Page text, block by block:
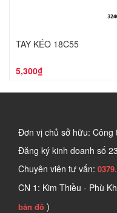
TAY KÉO 18C55
5,300₫
Đơn vị chủ sở hữu: Công
Đăng ký kinh doanh số
Chuyên viên tư vấn:
CN 1: Kim Thiều - Phù
bản đồ )